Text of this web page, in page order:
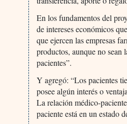
En los fundamentos del
de intereses económicos
que ejercen las empresas
productos, aunque no sean
pacientes”.
Y agregó: “Los pacientes
posee algún interés o
La relación médico-
paciente está en un estado